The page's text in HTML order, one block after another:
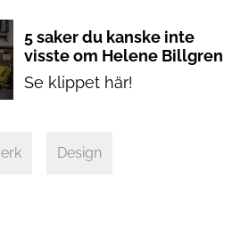
5 saker du kanske inte
visste om Helene Billgren
Se klippet här!
Design